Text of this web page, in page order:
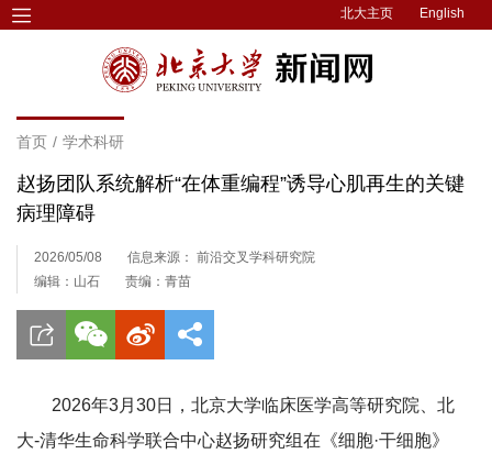
北大主页 English
首页 / 学术科研
赵扬团队系统解析“在体重编程”诱导心肌再生的关键
病理障碍
2026/05/08
信息来源： 前沿交叉学科研究院
编辑：山石
责编：青苗
2026年3月30日，北京大学临床医学高等研究院、北
大-清华生命科学联合中心赵扬研究组在《细胞·干细胞》